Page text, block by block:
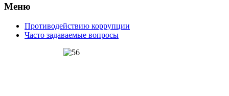
Меню
Противодействию коррупции
Часто задаваемые вопросы